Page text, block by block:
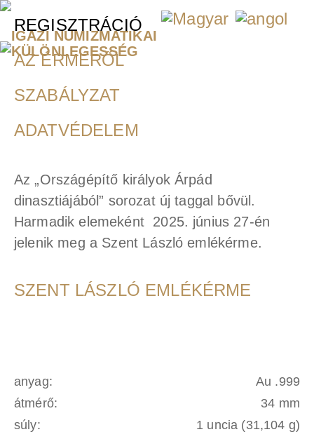
IGAZI NUMIZMATIKAI
KÜLÖNLEGESSÉG
REGISZTRÁCIÓ
AZ ÉRMÉRŐL
SZABÁLYZAT
ADATVÉDELEM
Az „Országépítő királyok Árpád
dinasztiájából” sorozat új taggal bővül.
Harmadik elemeként 2025. június 27-én
jelenik meg a Szent László emlékérme.
SZENT LÁSZLÓ EMLÉKÉRME
anyag:
Au .999
átmérő:
34 mm
súly:
1 uncia (31,104 g)